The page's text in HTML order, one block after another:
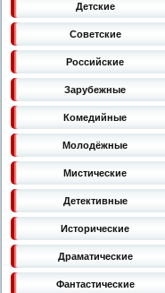
Детские
Советские
Российские
Зарубежные
Комедийные
Молодёжные
Мистические
Детективные
Исторические
Драматические
Фантастические